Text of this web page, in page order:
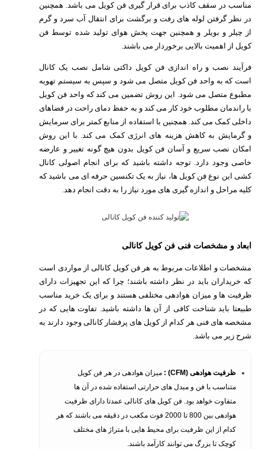
مناسب در سقف کاذب برای قرار گیری فن کویل می باشد. همچنین
در نظر گرفتن لوله های رفت و برگشت برای انتقال آب سرد و گرم
از چیلر و بویلر و همچنین جهت پخش هوای تولید شده توسط فن
کویل از اهمیت بالایی برخوردار می باشند.
فرآیند نصب و راه اندازی فن کویل داکتی شامل نصب یک کانال
است که به واحد فن کویل متصل می شود و سپس به سیستم تهویه
مطبوع متصل می شود. این روش تضمین می کند که واحد فن کویل
با راندمان مطلوب خود کار می کند و به حفظ دمای راحت در فضاهای
داخلی کمک می کند. همچنین با استفاده از منابع کمتر برای سرمایش
و گرمایش به کاهش هزینه های انرژی کمک می کند. با این روش
امکان نصب سریع و آسان فن کویل بدون هیچ گونه تغییر و عارضه
خاصی وجود دارد. توجه داشته باشید که برای انجام اصولی کانال
کشی این نوع فن کویل ها، نیاز به یک تکنسین حرفه ای می باشید که
کلیه مراحل و اندازه گیری های مورد نیاز را به دقت انجام دهد.
ابعاد و مشخصات فنی فن کویل کانالی
مشخصات و اطلاعات مربوط به هر فن کویل کانالی از مواردی است
که خریداران باید در نظر داشته باشند؛ چرا که این تجهیزات دارای
ظرفیت ها و میزان هوادهی مختلفی هستند و برای یک خرید مناسب
طبیعتا باید شناخت کافی از آن ها داشته باشید. تفاوت هایی که در
مشخصه های فنی هر کدام از کویل های پرفشار کانالی وجود دارند به
شرح زیر می باشد.
ظرفیت هوادهی (CFM) :
میزان هوادهی در هر فن کویل
متناسب با فن و مبدل های حرارتی استفاده شده در آن ها
متفاوت خواهد بود. فن کویل های کانالی عمدتا دارای ظرفیت
هوادهی بین 800 تا 2000 فوت مکعب در دقیقه می باشند که هر
کدام از این ظرفیت برای محیط هایی با متراژ های مختلف
کوچک تا بزرگ می توانند کارآمد باشند.